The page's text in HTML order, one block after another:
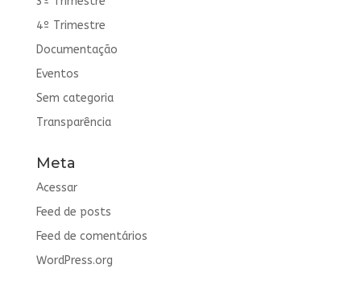
4º Trimestre
Documentação
Eventos
Sem categoria
Transparência
Meta
Acessar
Feed de posts
Feed de comentários
WordPress.org